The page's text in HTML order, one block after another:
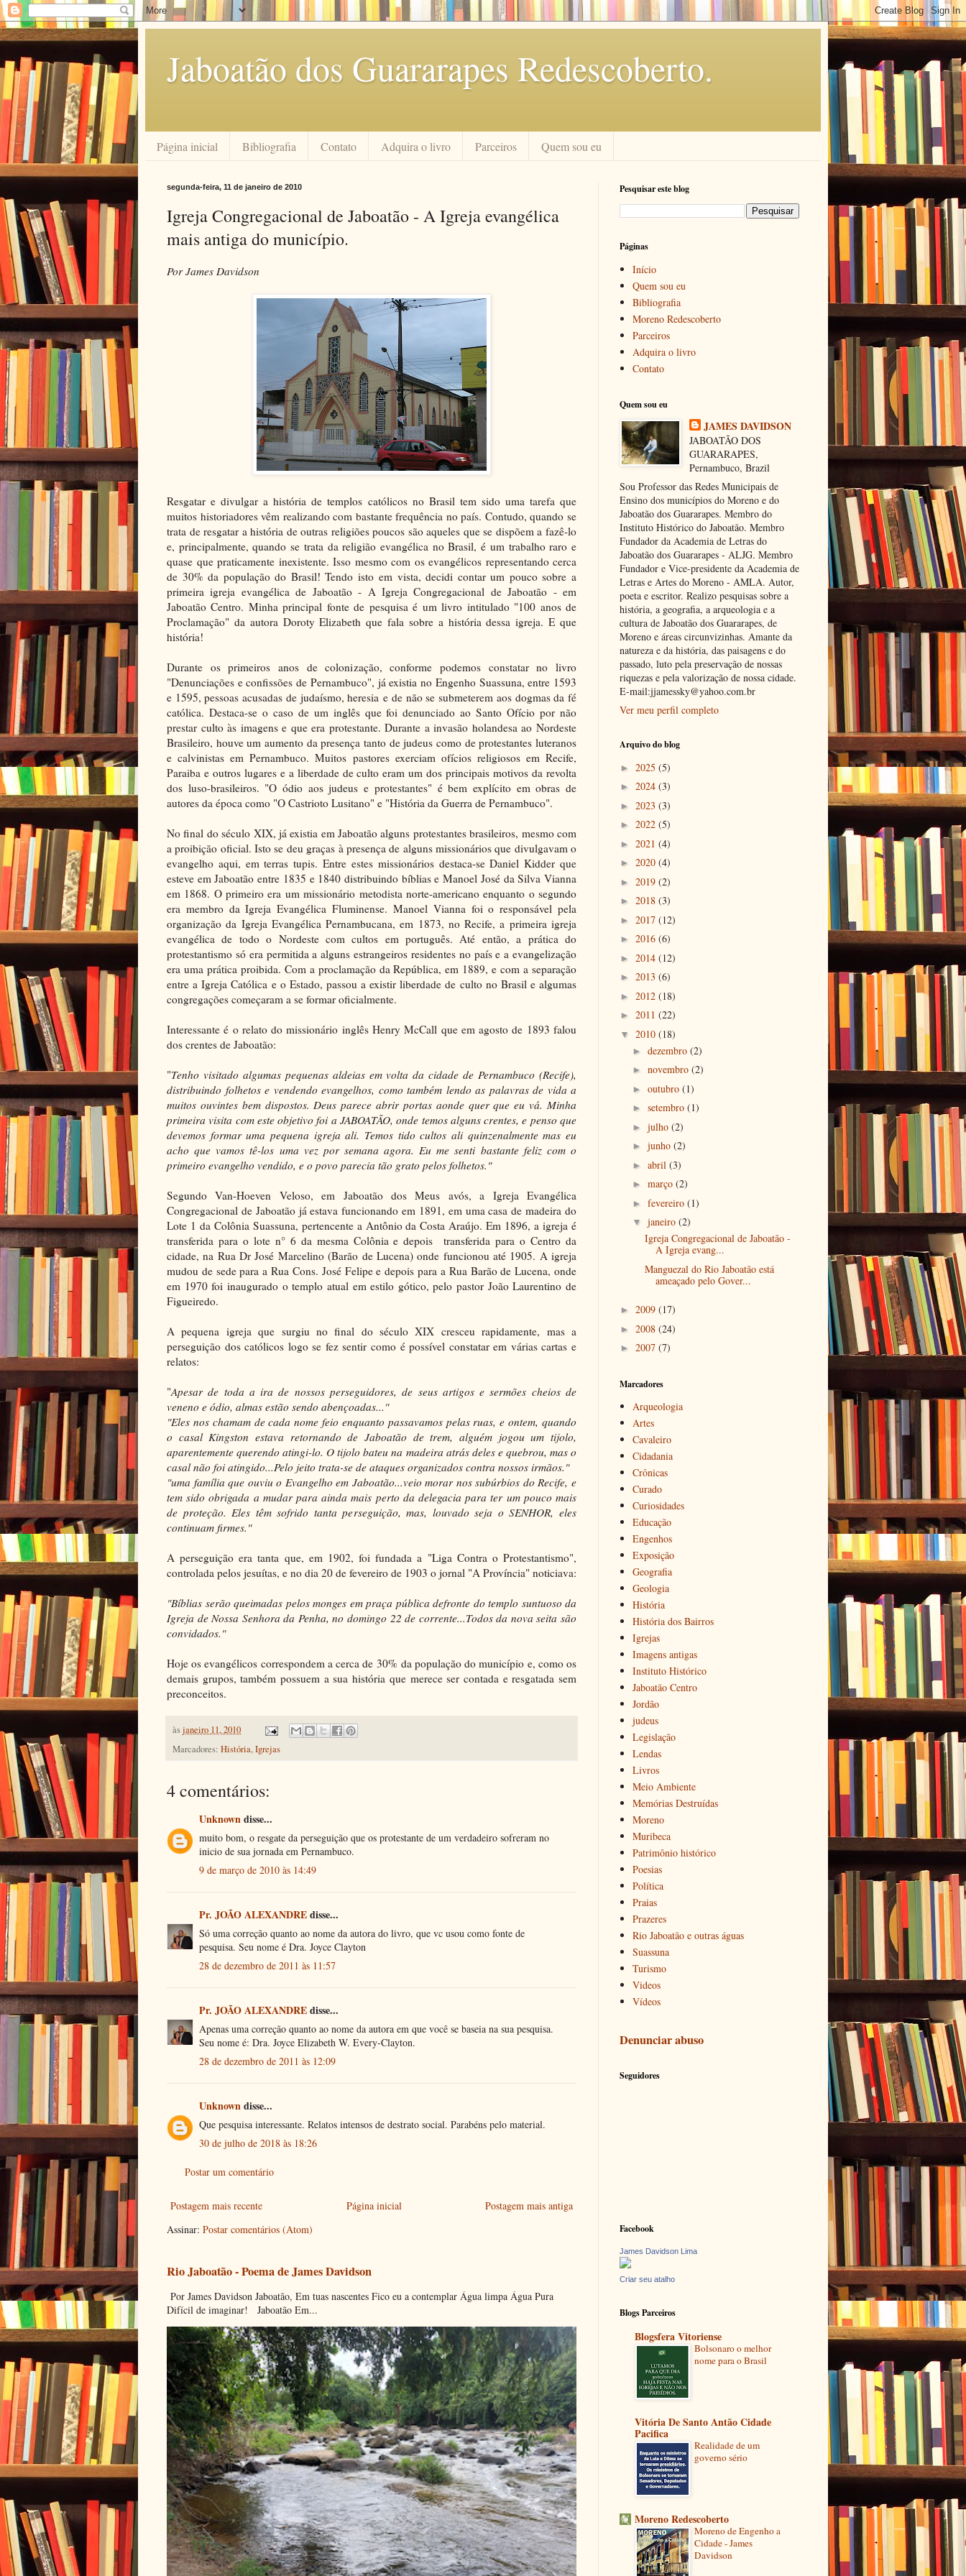
Jaboatão dos Guararapes Redescoberto.
Página inicial Bibliografia Contato Adquira o livro Parceiros Quem sou eu
segunda-feira, 11 de janeiro de 2010
Igreja Congregacional de Jaboatão - A Igreja evangélica
mais antiga do município.
Por James Davidson
Resgatar e divulgar a história de templos católicos no Brasil tem sido uma tarefa que
muitos historiadores vêm realizando com bastante frequência no país. Contudo, quando se
trata de resgatar a história de outras religiões poucos são aqueles que se dispõem a fazê-lo
e, principalmente, quando se trata da religião evangélica no Brasil, é um trabalho raro e
quase que praticamente inexistente. Isso mesmo com os evangélicos representando cerca
de 30% da população do Brasil! Tendo isto em vista, decidi contar um pouco sobre a
primeira igreja evangélica de Jaboatão - A Igreja Congregacional de Jaboatão - em
Jaboatão Centro. Minha principal fonte de pesquisa é um livro intitulado "100 anos de
Proclamação" da autora Doroty Elizabeth que fala sobre a história dessa igreja. E que
história!
Durante os primeiros anos de colonização, conforme podemos constatar no livro
"Denunciações e confissões de Pernambuco", já existia no Engenho Suassuna, entre 1593
e 1595, pessoas acusadas de judaísmo, heresia e de não se submeterem aos dogmas da fé
católica. Destaca-se o caso de um inglês que foi denunciado ao Santo Ofício por não
prestar culto às imagens e que era protestante. Durante a invasão holandesa ao Nordeste
Brasileiro, houve um aumento da presença tanto de judeus como de protestantes luteranos
e calvinistas em Pernambuco. Muitos pastores exerciam ofícios religiosos em Recife,
Paraiba e outros lugares e a liberdade de culto eram um dos principais motivos da revolta
dos luso-brasileiros. "O ódio aos judeus e protestantes" é bem explícito em obras de
autores da época como "O Castrioto Lusitano" e "História da Guerra de Pernambuco".
No final do século XIX, já existia em Jaboatão alguns protestantes brasileiros, mesmo com
a proibição oficial. Isto se deu graças à presença de alguns missionários que divulgavam o
evangelho aqui, em terras tupis. Entre estes missionários destaca-se Daniel Kidder que
esteve em Jaboatão entre 1835 e 1840 distribuindo bíblias e Manoel José da Silva Vianna
em 1868. O primeiro era um missionário metodista norte-americano enquanto o segundo
era membro da Igreja Evangélica Fluminense. Manoel Vianna foi o responsável pela
organização da Igreja Evangélica Pernambucana, em 1873, no Recife, a primeira igreja
evangélica de todo o Nordeste com cultos em português. Até então, a prática do
protestantismo só era permitida a alguns estrangeiros residentes no país e a evangelização
era uma prática proibida. Com a proclamação da República, em 1889, e com a separação
entre a Igreja Católica e o Estado, passou a existir liberdade de culto no Brasil e algumas
congregações começaram a se formar oficialmente.
Interessante é o relato do missionário inglês Henry McCall que em agosto de 1893 falou
dos crentes de Jaboatão:
"Tenho visitado algumas pequenas aldeias em volta da cidade de Pernambuco (Recife),
distribuindo folhetos e vendendo evangelhos, como também lendo as palavras de vida a
muitos ouvintes bem dispostos. Deus parece abrir portas aonde quer que eu vá. Minha
primeira visita com este objetivo foi a JABOATÃO, onde temos alguns crentes, e penso que
devemos formar uma pequena igreja ali. Temos tido cultos ali quinzenalmente mas eu
acho que vamos tê-los uma vez por semana agora. Eu me senti bastante feliz com o
primeiro evangelho vendido, e o povo parecia tão grato pelos folhetos."
Segundo Van-Hoeven Veloso, em Jaboatão dos Meus avós, a Igreja Evangélica
Congregacional de Jaboatão já estava funcionando em 1891, em uma casa de madeira do
Lote 1 da Colônia Suassuna, pertencente a Antônio da Costa Araújo. Em 1896, a igreja é
transferida para o lote n° 6 da mesma Colônia e depois transferida para o Centro da
cidade, na Rua Dr José Marcelino (Barão de Lucena) onde funcionou até 1905. A igreja
mudou de sede para a Rua Cons. José Felipe e depois para a Rua Barão de Lucena, onde
em 1970 foi inaugurado o templo atual em estilo gótico, pelo pastor João Laurentino de
Figueiredo.
A pequena igreja que surgiu no final do século XIX cresceu rapidamente, mas a
perseguição dos católicos logo se fez sentir como é possível constatar em várias cartas e
relatos:
"Apesar de toda a ira de nossos perseguidores, de seus artigos e sermões cheios de
veneno e ódio, almas estão sendo abençoadas..."
"Eles nos chamam de cada nome feio enquanto passavamos pelas ruas, e ontem, quando
o casal Kingston estava retornando de Jaboatão de trem, alguém jogou um tijolo,
aparentemente querendo atingi-lo. O tijolo bateu na madeira atrás deles e quebrou, mas o
casal não foi atingido...Pelo jeito trata-se de ataques organizados contra nossos irmãos."
"uma família que ouviu o Evangelho em Jaboatão...veio morar nos subúrbios do Recife, e
tem sido obrigada a mudar para ainda mais perto da delegacia para ter um pouco mais
de proteção. Eles têm sofrido tanta perseguição, mas, louvado seja o SENHOR, eles
continuam firmes."
A perseguição era tanta que, em 1902, foi fundada a "Liga Contra o Protestantismo",
controlada pelos jesuítas, e no dia 20 de fevereiro de 1903 o jornal "A Província" noticiava:
"Bíblias serão queimadas pelos monges em praça pública defronte do templo suntuoso da
Igreja de Nossa Senhora da Penha, no domingo 22 de corrente...Todos da nova seita são
convidados."
Hoje os evangélicos correspondem a cerca de 30% da população do município e, como os
demais grupos, também possuem a sua história que merece ser contada e resgatada sem
preconceitos.
àsjaneiro 11, 2010
Marcadores: História,Igrejas
4 comentários:
Unknowndisse...
muito bom, o resgate da perseguição que os protestante de um verdadeiro sofreram no
inicio de sua jornada em Pernambuco.
9 de março de 2010 às 14:49
Pr. JOÃO ALEXANDREdisse...
Só uma correção quanto ao nome da autora do livro, que vc usou como fonte de
pesquisa. Seu nome é Dra. Joyce Clayton
28 de dezembro de 2011 às 11:57
Pr. JOÃO ALEXANDREdisse...
Apenas uma correção quanto ao nome da autora em que você se baseia na sua pesquisa.
Seu nome é: Dra. Joyce Elizabeth W. Every-Clayton.
28 de dezembro de 2011 às 12:09
Unknowndisse...
Que pesquisa interessante. Relatos intensos de destrato social. Parabéns pelo material.
30 de julho de 2018 às 18:26
Postar um comentário
Postagem mais recente Postagem mais antiga
Página inicial
Assinar: Postar comentários (Atom)
Rio Jaboatão - Poema de James Davidson
Por James Davidson Jaboatão, Em tuas nascentes Fico eu a contemplar Água limpa Água Pura
Difícil de imaginar! Jaboatão Em...
Pesquisar este blog
Páginas
Início
Quem sou eu
Bibliografia
Moreno Redescoberto
Parceiros
Adquira o livro
Contato
Quem sou eu
JAMES DAVIDSON
JABOATÃO DOS
GUARARAPES,
Pernambuco, Brazil
Sou Professor das Redes Municipais de
Ensino dos municípios do Moreno e do
Jaboatão dos Guararapes. Membro do
Instituto Histórico do Jaboatão. Membro
Fundador da Academia de Letras do
Jaboatão dos Guararapes - ALJG. Membro
Fundador e Vice-presidente da Academia de
Letras e Artes do Moreno - AMLA. Autor,
poeta e escritor. Realizo pesquisas sobre a
história, a geografia, a arqueologia e a
cultura de Jaboatão dos Guararapes, de
Moreno e áreas circunvizinhas. Amante da
natureza e da história, das paisagens e do
passado, luto pela preservação de nossas
riquezas e pela valorização de nossa cidade.
E-mail:jjamessky@yahoo.com.br
Ver meu perfil completo
Arquivo do blog
► 2025 (5)
► 2024 (3)
► 2023 (3)
► 2022 (5)
► 2021 (4)
► 2020 (4)
► 2019 (2)
► 2018 (3)
► 2017 (12)
► 2016 (6)
► 2014 (12)
► 2013 (6)
► 2012 (18)
► 2011 (22)
▼ 2010 (18)
► dezembro (2)
► novembro (2)
► outubro (1)
► setembro (1)
► julho (2)
► junho (2)
► abril (3)
► março (2)
► fevereiro (1)
▼ janeiro (2)
Igreja Congregacional de Jaboatão -
A Igreja evang...
Manguezal do Rio Jaboatão está
ameaçado pelo Gover...
► 2009 (17)
► 2008 (24)
► 2007 (7)
Marcadores
Arqueologia
Artes
Cavaleiro
Cidadania
Crônicas
Curado
Curiosidades
Educação
Engenhos
Exposição
Geografia
Geologia
História
História dos Bairros
Igrejas
Imagens antigas
Instituto Histórico
Jaboatão Centro
Jordão
judeus
Legislação
Lendas
Livros
Meio Ambiente
Memórias Destruídas
Moreno
Muribeca
Patrimônio histórico
Poesias
Política
Praias
Prazeres
Rio Jaboatão e outras águas
Suassuna
Turismo
Videos
Vídeos
Denunciar abuso
Seguidores
Facebook
James Davidson Lima
Criar seu atalho
Blogs Parceiros
Blogsfera Vitoriense
Bolsonaro o melhor
nome para o Brasil
Vitória De Santo Antão Cidade
Pacifica
Realidade de um
governo sério
Moreno Redescoberto
Moreno de Engenho a
Cidade - James
Davidson